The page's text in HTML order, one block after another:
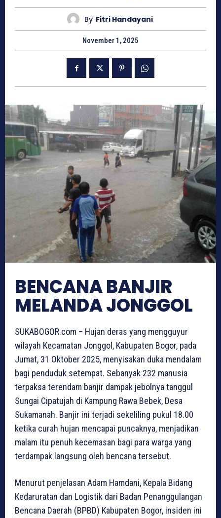
By Fitri Handayani
November 1, 2025
BENCANA BANJIR
MELANDA JONGGOL
SUKABOGOR.com – Hujan deras yang mengguyur
wilayah Kecamatan Jonggol, Kabupaten Bogor, pada
Jumat, 31 Oktober 2025, menyisakan duka mendalam
bagi penduduk setempat. Sebanyak 232 manusia
terpaksa terendam banjir dampak jebolnya tanggul
Sungai Cipatujah di Kampung Rawa Bebek, Desa
Sukamanah. Banjir ini terjadi sekeliling pukul 18.00
ketika curah hujan mencapai puncaknya, menjadikan
malam itu penuh kecemasan bagi para warga yang
terdampak langsung oleh bencana tersebut.
Menurut penjelasan Adam Hamdani, Kepala Bidang
Kedaruratan dan Logistik dari Badan Penanggulangan
Bencana Daerah (BPBD) Kabupaten Bogor, insiden ini